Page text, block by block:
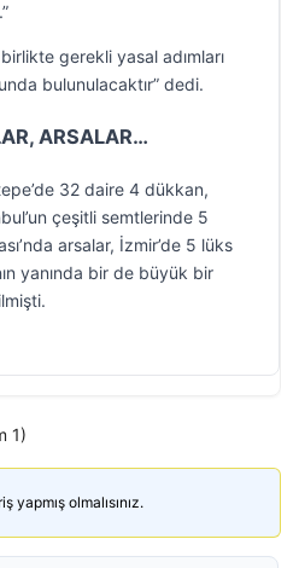
gerekli yasal adımları
bulunulacaktır” dedi.
ARSALAR…
32 daire 4 dükkan,
çeşitli semtlerinde 5
arsalar, İzmir’de 5 lüks
yanında bir de büyük bir
1)
yapmış olmalısınız.